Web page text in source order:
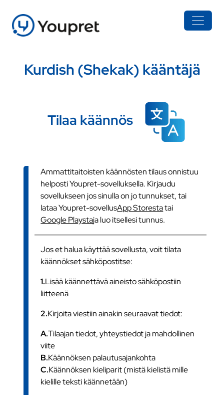
Kurdish (Shekak) kääntäjä
Tilaa käännös
Ammattitaitoisten käännösten tilaus onnistuu
helposti Youpret-sovelluksella. Kirjaudu
sovellukseen jos sinulla on jo tunnukset, tai
lataa Youpret-sovellusApp Storestatai
Google Playstaja luo itsellesi tunnus.
Jos et halua käyttää sovellusta, voit tilata
käännökset sähköpostitse:
1.Lisää käännettävä aineisto sähköpostiin
liitteenä
2.Kirjoita viestiin ainakin seuraavat tiedot:
A.Tilaajan tiedot, yhteystiedot ja mahdollinen
viite
B.Käännöksen palautusajankohta
C.Käännöksen kieliparit (mistä kielistä mille
kielille teksti käännetään)